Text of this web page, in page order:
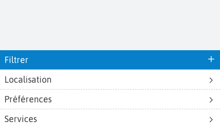
Filtrer
Localisation
Préférences
Services
Aéroports
Aéroports Voyages est la première plateforme de recherche de services liés au
voyage en avion. Nous vous proposons toutes les destinations, les